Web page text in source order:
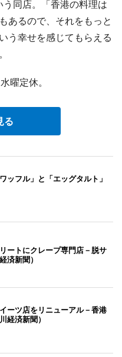
同店。「香港の料理は
あるので、それをもっと
う幸せを感じてもらえる
曜定休。
る
ッフル」と「エッグタルト」
ートにクレープ専門店－脱サ
済新聞）
ーツ店をリニューアル－香港
経済新聞）